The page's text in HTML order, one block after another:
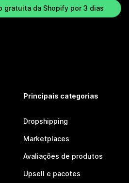
gratuita da Shopify por 3 dias
Principais categorias
Dropshipping
Marketplaces
Avaliações de produtos
Upsell e pacotes